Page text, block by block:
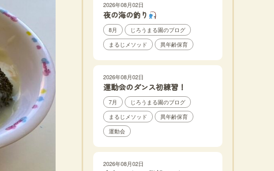
2026年08月02日
夜の海の釣り
8月
じろうまる園のブログ
まるじメソッド
異年齢保育
2026年08月02日
運動会のダンス初練習！
7月
じろうまる園のブログ
まるじメソッド
異年齢保育
運動会
2026年08月02日